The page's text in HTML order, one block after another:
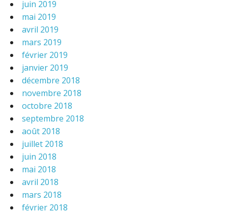
juin 2019
mai 2019
avril 2019
mars 2019
février 2019
janvier 2019
décembre 2018
novembre 2018
octobre 2018
septembre 2018
août 2018
juillet 2018
juin 2018
mai 2018
avril 2018
mars 2018
février 2018